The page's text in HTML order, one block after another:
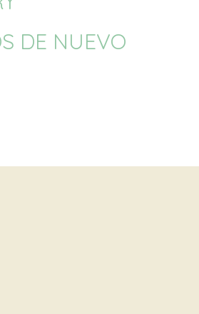
DE NUEVO